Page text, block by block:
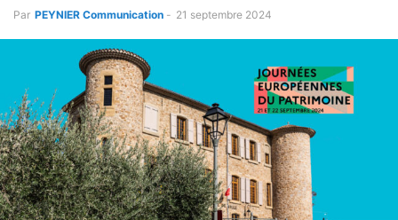
Par PEYNIER Communication - 21 septembre 2024